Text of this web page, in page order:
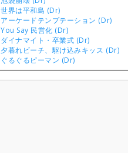
世界は平和島 (Dr)
アーケードテンプテーション (Dr)
You Say 民営化 (Dr)
ダイナマイト・卒業式 (Dr)
夕暮れビーチ、駆け込みキッス (Dr)
ぐるぐるピーマン (Dr)